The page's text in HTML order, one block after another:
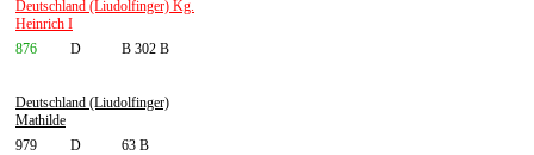
Deutschland (Liudolfinger) Kg.
Heinrich I
876
D B 302 B
Deutschland (Liudolfinger)
Mathilde
979
D 63 B